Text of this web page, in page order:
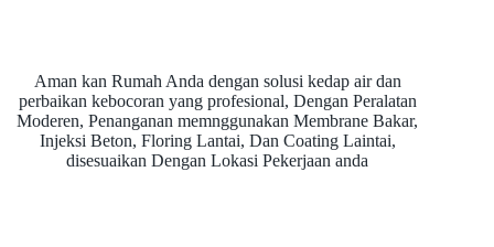
Aman kan Rumah Anda dengan solusi kedap air dan
perbaikan kebocoran yang profesional, Dengan Peralatan
Moderen, Penanganan memnggunakan Membrane Bakar,
Injeksi Beton, Floring Lantai, Dan Coating Laintai,
disesuaikan Dengan Lokasi Pekerjaan anda